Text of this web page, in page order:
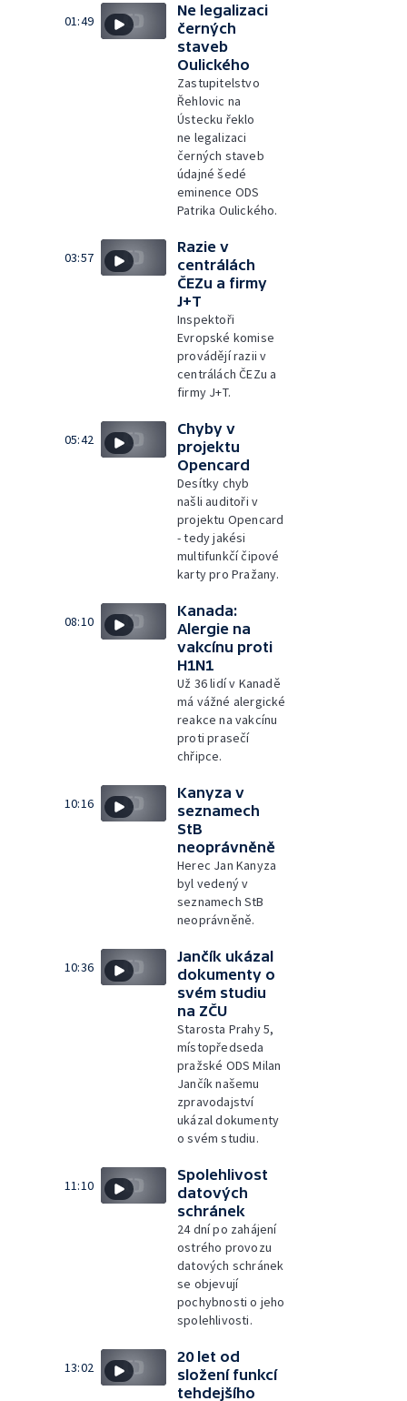
01:49
Ne legalizaci
černých
staveb
Oulického
Zastupitelstvo
Řehlovic na
Ústecku řeklo
ne legalizaci
černých staveb
údajné šedé
eminence ODS
Patrika Oulického.
03:57
Razie v
centrálách
ČEZu a firmy
J+T
Inspektoři
Evropské komise
provádějí razii v
centrálách ČEZu a
firmy J+T.
05:42
Chyby v
projektu
Opencard
Desítky chyb
našli auditoři v
projektu Opencard
- tedy jakési
multifunkčí čipové
karty pro Pražany.
08:10
Kanada:
Alergie na
vakcínu proti
H1N1
Už 36 lidí v Kanadě
má vážné alergické
reakce na vakcínu
proti prasečí
chřipce.
10:16
Kanyza v
seznamech
StB
neoprávněně
Herec Jan Kanyza
byl vedený v
seznamech StB
neoprávněně.
10:36
Jančík ukázal
dokumenty o
svém studiu
na ZČU
Starosta Prahy 5,
místopředseda
pražské ODS Milan
Jančík našemu
zpravodajství
ukázal dokumenty
o svém studiu.
11:10
Spolehlivost
datových
schránek
24 dní po zahájení
ostrého provozu
datových schránek
se objevují
pochybnosti o jeho
spolehlivosti.
13:02
20 let od
složení funkcí
tehdejšího